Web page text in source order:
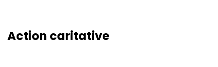
Action caritative